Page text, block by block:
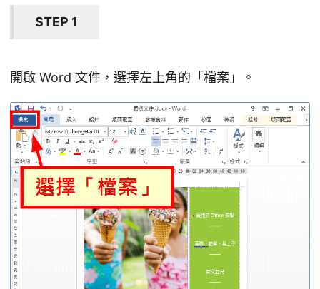
STEP 1
開啟 Word 文件，選擇左上角的「檔案」。